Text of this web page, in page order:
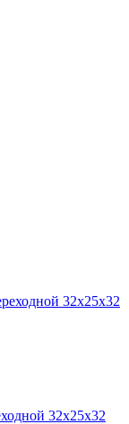
32x25x32